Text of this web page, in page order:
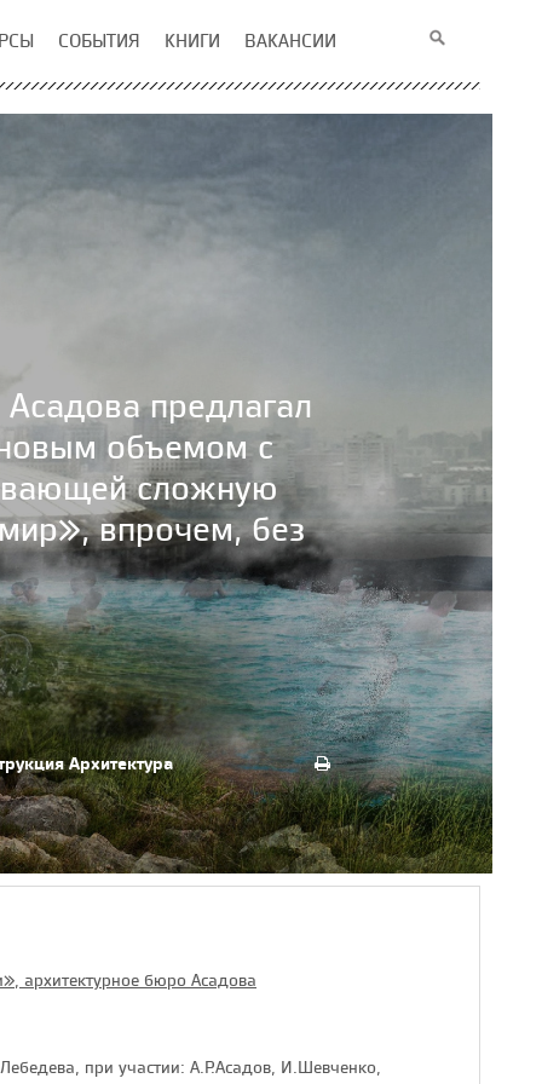
СОБЫТИЯ КНИГИ ВАКАНСИИ
предлагал
объемом с
сложную
впрочем, без
Архитектура
архитектурное бюро Асадова
при участии: А.Р.Асадов, И.Шевченко,